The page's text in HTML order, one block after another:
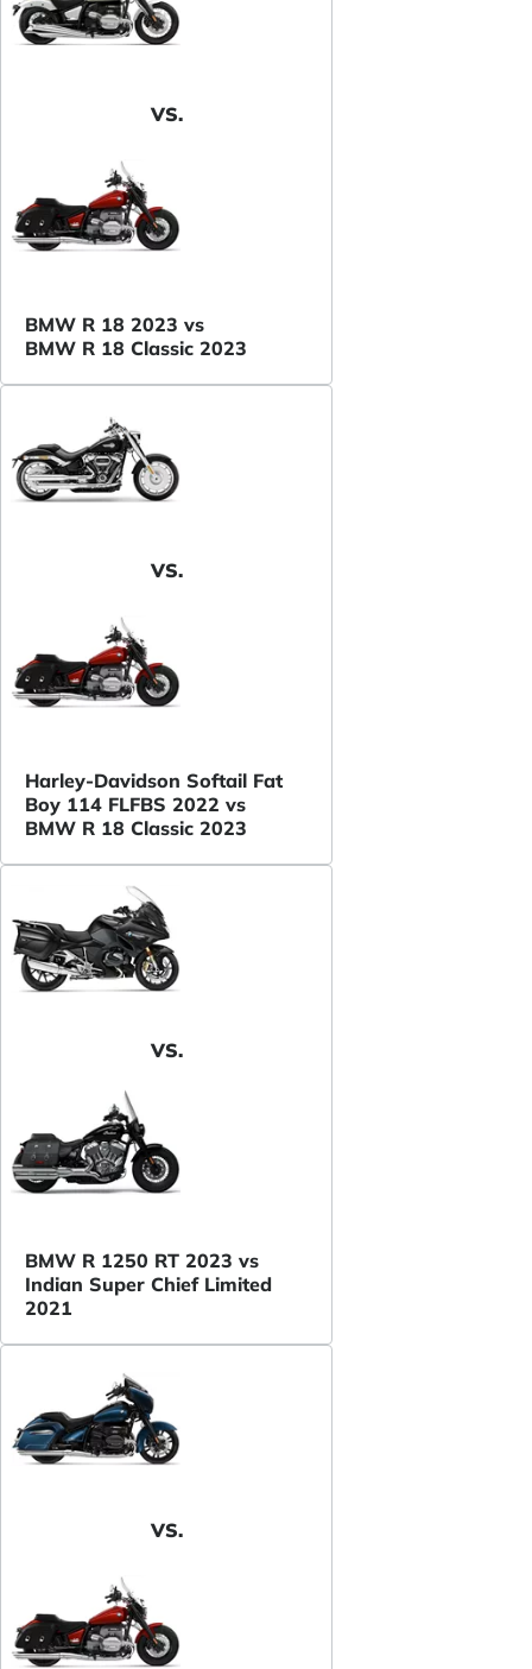
VS.
BMW R 18 2023 vs
BMW R 18 Classic 2023
VS.
Harley-Davidson Softail Fat
Boy 114 FLFBS 2022 vs
BMW R 18 Classic 2023
VS.
BMW R 1250 RT 2023 vs
Indian Super Chief Limited
2021
VS.